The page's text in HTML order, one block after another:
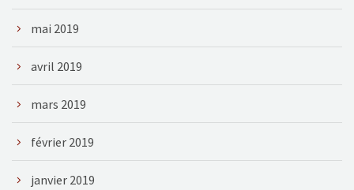
mai 2019
avril 2019
mars 2019
février 2019
janvier 2019